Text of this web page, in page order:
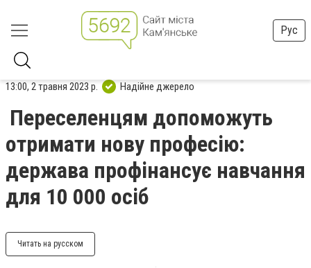
Рус
13:00, 2 травня 2023 р. Надійне джерело
Переселенцям допоможуть
отримати нову професію:
держава профінансує навчання
для 10 000 осіб
Читать на русском